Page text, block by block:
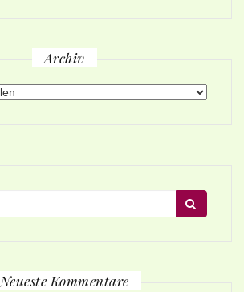
Archiv
Neueste Kommentare